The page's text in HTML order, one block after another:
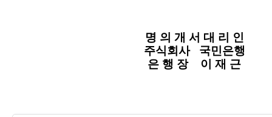
명 의 개 서 대 리 인
주식회사
국민은행
은 행 장
이 재 근